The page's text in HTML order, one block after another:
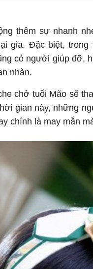
thêm sự nhanh
gia. Đặc biệt,
có người giúp đỡ,
nhàn.
chở tuổi Mão sẽ
gian này, những
chính là may mắn